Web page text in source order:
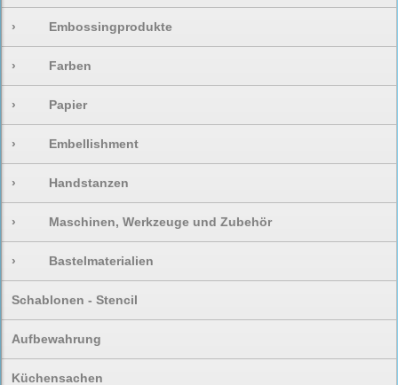
› Embossingprodukte
› Farben
› Papier
› Embellishment
› Handstanzen
› Maschinen, Werkzeuge und Zubehör
› Bastelmaterialien
Schablonen - Stencil
Aufbewahrung
Küchensachen